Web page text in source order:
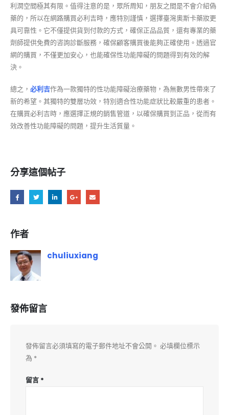
利潤空間極其有限。值得注意的是，眾所周知，朋友之間是不會介紹偽
藥的，所以在網路購買必利吉時，應特別謹慎，選擇臺灣奧斯卡藥妝更
具可靠性。它不僅提供貨到付款的方式，確保正品品質，還有專業的藥
劑師提供免費的咨詢診斷服務，確保顧客購買後能夠正確使用。透過官
網的購買，不僅更加安心，也能確保性功能障礙的問題得到有效的解
決。
總之， 必利吉作為一款獨特的性功能障礙治療藥物，為無數男性帶來了
新的希望。其獨特的雙層功效，特別適合性功能症狀比較嚴重的患者。
在購買必利吉時，應選擇正規的銷售管道，以確保購買到正品，從而有
效改善性功能障礙的問題，提升生活質量。
分享這個帖子
作者
chuliuxiang
發佈留言
發佈留言必須填寫的電子郵件地址不會公開。 必填欄位標示
為 *
留言 *